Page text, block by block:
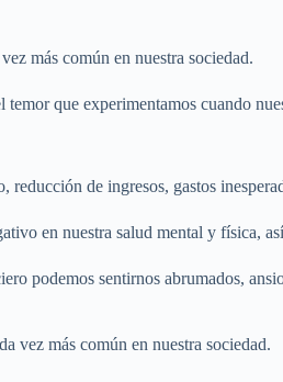
más común en nuestra sociedad.
que experimentamos cuando
reducción de ingresos, gastos
en nuestra salud mental y física,
podemos sentirnos abrumados,